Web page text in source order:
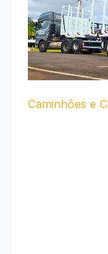
Caminhões e